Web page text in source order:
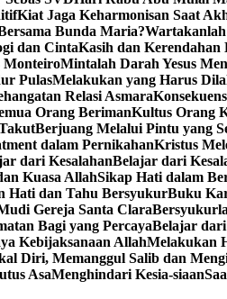
Kiat Jaga Keharmonisan Saat
Bunda Maria?
dan CintaKasih dan Kerendahan
MonteiroMintalah Darah Yesus
PulasMelakukan yang Harus
Relasi Asmara
Orang BerimanKultus Orang
Berjuang Melalui Pintu yang
dalam PernikahanKristus
dari KesalahanBelajar dari
Kuasa AllahSikap Hati dalam
Hati dan Tahu BersyukurBuku
Gereja Santa Clara
Bagi yang PercayaBelajar
Kebijaksanaan AllahMelakukan
Diri, Memanggul Salib dan
AsaMenghindari Kesia-siaan